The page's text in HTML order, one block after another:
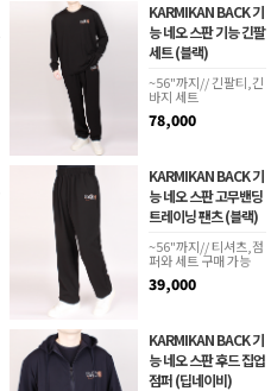
KARMIKAN BACK 기
능 네오 스판 기능 긴팔
세트 (블랙)
~56"까지// 긴팔티,긴
바지 세트
78,000
KARMIKAN BACK 기
능 네오 스판 고무밴딩
트레이닝 팬츠 (블랙)
~56"까지// 티셔츠,점
퍼와 세트 구매 가능
39,000
KARMIKAN BACK 기
능 네오 스판 후드 집업
점퍼 (딥네이비)